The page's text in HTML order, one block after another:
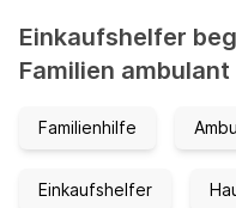
Einkaufshelfer
Familien
Familienhilfe
Einkaufshelfer